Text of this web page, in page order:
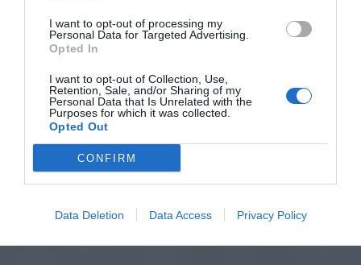
I want to opt-out of processing my
Personal Data for Targeted Advertising.
Opted In
I want to opt-out of Collection, Use,
Retention, Sale, and/or Sharing of my
Personal Data that Is Unrelated with the
Purposes for which it was collected.
Opted Out
CONFIRM
Data Deletion Data Access Privacy Policy